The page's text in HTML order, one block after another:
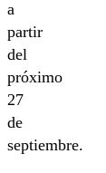
a
partir
del
próximo
27
de
septiembre.